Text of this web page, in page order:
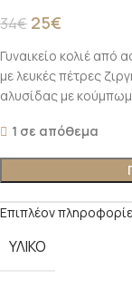
34€ 25€
Γυναικείο κολιέ από
με λευκές πέτρες
αλυσίδας με
1 σε απόθεμα
Επιπλέον
ΥΛΙΚΌ